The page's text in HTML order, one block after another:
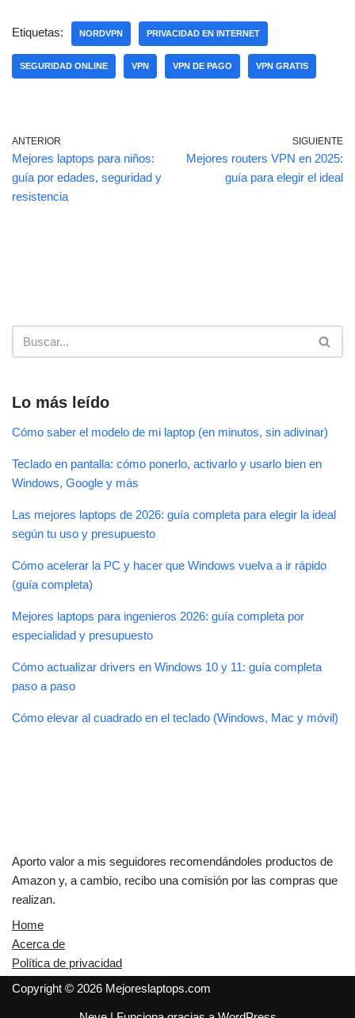
e
b
o
k
s
A
p
p
ar
tir
Etiquetas: NORDVPN PRIVACIDAD EN INTERNET
SEGURIDAD ONLINE VPN VPN DE PAGO VPN GRATIS
ANTERIOR
Mejores laptops para niños:
guía por edades, seguridad y
resistencia
SIGUIENTE
Mejores routers VPN en 2025:
guía para elegir el ideal
Lo más leído
Cómo saber el modelo de mi laptop (en minutos, sin adivinar)
Teclado en pantalla: cómo ponerlo, activarlo y usarlo bien en
Windows, Google y más
Las mejores laptops de 2026: guía completa para elegir la ideal
según tu uso y presupuesto
Cómo acelerar la PC y hacer que Windows vuelva a ir rápido
(guía completa)
Mejores laptops para ingenieros 2026: guía completa por
especialidad y presupuesto
Cómo actualizar drivers en Windows 10 y 11: guía completa
paso a paso
Cómo elevar al cuadrado en el teclado (Windows, Mac y móvil)
Aporto valor a mis seguidores recomendándoles productos de
Amazon y, a cambio, recibo una comisión por las compras que
realizan.
Home
Acerca de
Política de privacidad
Copyright © 2026 Mejoreslaptops.com